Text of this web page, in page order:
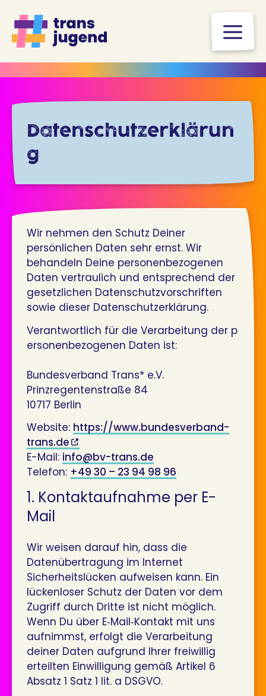
Inhalt
springen
Datenschutzerklärun
g
Wir nehmen den Schutz Deiner
persönlichen Daten sehr ernst. Wir
behandeln Deine personenbezogenen
Daten vertraulich und entsprechend der
gesetzlichen Datenschutzvorschriften
sowie dieser Datenschutzerklärung.
Verantwortlich für die Verarbeitung der p
ersonenbezogenen Daten ist:
Bundesverband Trans* e.V.
Prinzregentenstraße 84
10717 Berlin
Website: https://www.bundesverband-
trans.de
E-Mail: info@bv-trans.de
Telefon: +49 30 – 23 94 98 96
1. Kontaktaufnahme per E-
Mail
Wir weisen darauf hin, dass die
Datenübertragung im Internet
Sicherheitslücken aufweisen kann. Ein
lückenloser Schutz der Daten vor dem
Zugriff durch Dritte ist nicht möglich.
Wenn Du über E‐Mail‐Kontakt mit uns
aufnimmst, erfolgt die Verarbeitung
deiner Daten aufgrund Ihrer freiwillig
erteilten Einwilligung gemäß Artikel 6
Absatz 1 Satz 1 lit. a DSGVO.